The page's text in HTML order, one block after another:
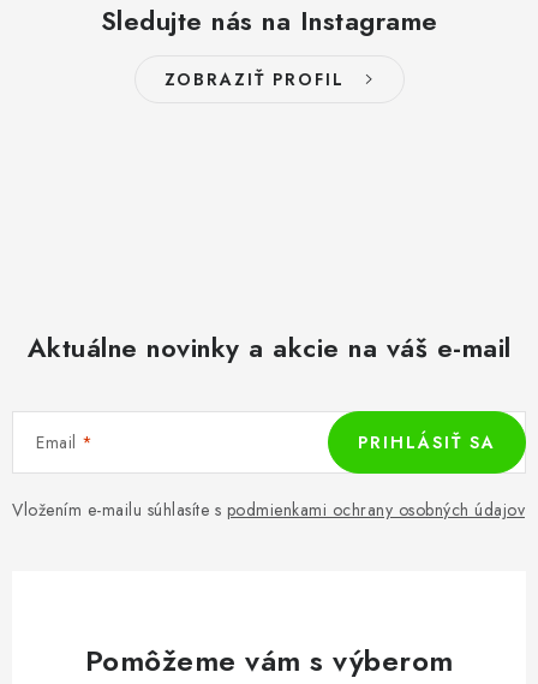
Sledujte nás na Instagrame
ZOBRAZIŤ PROFIL
Aktuálne novinky a akcie na váš e-mail
Email
Vložením e-mailu súhlasíte s podmienkami ochrany osobných údajov
PRIHLÁSIŤ SA
Pomôžeme vám s výberom